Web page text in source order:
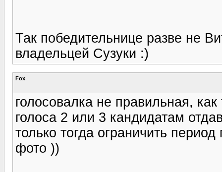
Так победительнице разве не
владельцей Сузуки :)
Fox
голосовалка не правильная,
голоса 2 или 3 кандидатам
только тогда ограничить
фото ))